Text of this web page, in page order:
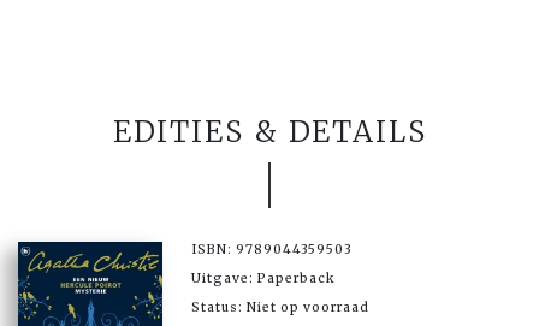
EDITIES & DETAILS
ISBN: 9789044359503
Uitgave: Paperback
Status: Niet op voorraad